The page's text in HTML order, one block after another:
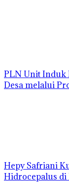
PLN Unit Induk
Desa melalui
Hepy Safriani
Hidrocepalus di